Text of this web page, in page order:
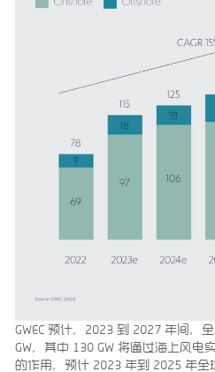
GWEC 预计，2023 到 2027 年间，
GW，其中 130 GW 将通过海上风电
的作用，预计 2023 年到 2025 年全